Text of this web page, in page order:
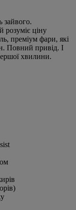
зайвого.
розуміє ціну
преміум фари, які
Повний привід. І
хвилини.